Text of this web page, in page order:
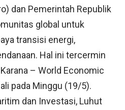
dan Pemerintah Republik
global untuk
transisi energi,
Hal ini tercermin
– World Economic
pada Minggu (19/5).
dan Investasi, Luhut